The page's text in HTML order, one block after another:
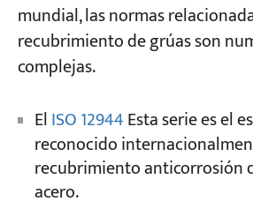
de grúas exportadas?
¿Un recubrimiento más grueso
mejor?
¿Es necesario realizar retoques
después de que una grúa
mundial, las normas
recubrimiento de grúas son
complejas.
ElISO 12944Esta serie es el
reconocido
recubrimiento anticorrosión
acero.